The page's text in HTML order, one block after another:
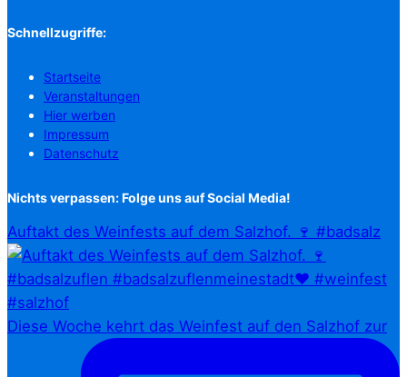
Schnellzugriffe:
Startseite
Veranstaltungen
Hier werben
Impressum
Datenschutz
Nichts verpassen: Folge uns auf Social Media!
Auftakt des Weinfests auf dem Salzhof. 🍷 #badsalz
Diese Woche kehrt das Weinfest auf den Salzhof zur